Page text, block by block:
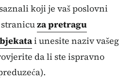
koji je vaš poslovni
za pretragu
i unesite naziv vašeg
da li ste ispravno